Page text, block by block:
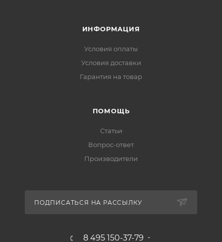
ИНФОРМАЦИЯ
Условия оплаты
Условия доставки
Гарантия на товар
ПОМОЩЬ
Статьи
Вопрос-ответ
Производители
ПОДПИСАТЬСЯ НА РАССЫЛКУ
8 495 150-37-79